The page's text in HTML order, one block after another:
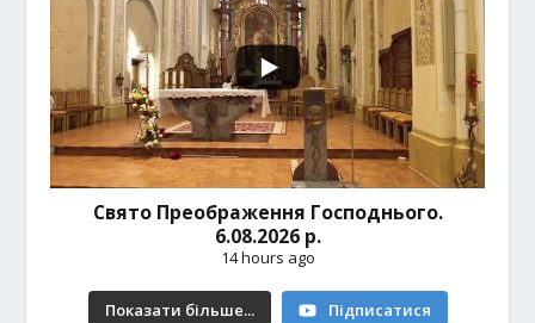
Свято Преображення Господнього.
6.08.2026 р.
14 hours ago
Показати більше... Підписатися